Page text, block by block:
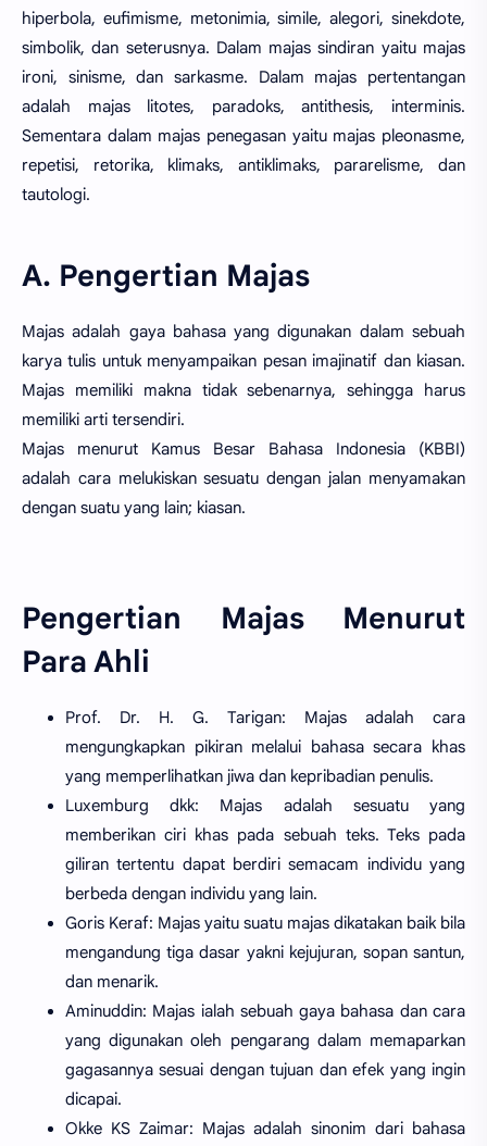
hiperbola, eufimisme, metonimia, simile, alegori, sinekdote,
simbolik, dan seterusnya. Dalam majas sindiran yaitu majas
ironi, sinisme, dan sarkasme. Dalam majas pertentangan
adalah majas litotes, paradoks, antithesis, interminis.
Sementara dalam majas penegasan yaitu majas pleonasme,
repetisi, retorika, klimaks, antiklimaks, pararelisme, dan
tautologi.
A. Pengertian Majas
Majas adalah gaya bahasa yang digunakan dalam sebuah
karya tulis untuk menyampaikan pesan imajinatif dan kiasan.
Majas memiliki makna tidak sebenarnya, sehingga harus
memiliki arti tersendiri.
Majas menurut Kamus Besar Bahasa Indonesia (KBBI)
adalah cara melukiskan sesuatu dengan jalan menyamakan
dengan suatu yang lain; kiasan.
Pengertian Majas Menurut
Para Ahli
Prof. Dr. H. G. Tarigan: Majas adalah cara
mengungkapkan pikiran melalui bahasa secara khas
yang memperlihatkan jiwa dan kepribadian penulis.
Luxemburg dkk: Majas adalah sesuatu yang
memberikan ciri khas pada sebuah teks. Teks pada
giliran tertentu dapat berdiri semacam individu yang
berbeda dengan individu yang lain.
Goris Keraf: Majas yaitu suatu majas dikatakan baik bila
mengandung tiga dasar yakni kejujuran, sopan santun,
dan menarik.
Aminuddin: Majas ialah sebuah gaya bahasa dan cara
yang digunakan oleh pengarang dalam memaparkan
gagasannya sesuai dengan tujuan dan efek yang ingin
dicapai.
Okke KS Zaimar: Majas adalah sinonim dari bahasa